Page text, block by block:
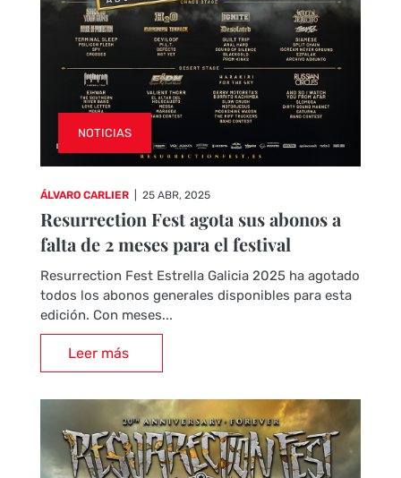
NOTICIAS
ÁLVARO CARLIER 25 ABR, 2025
Resurrection Fest agota sus abonos a
falta de 2 meses para el festival
Resurrection Fest Estrella Galicia 2025 ha agotado
todos los abonos generales disponibles para esta
edición. Con meses...
Leer más